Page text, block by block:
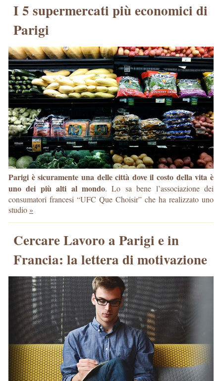
I 5 supermercati più economici di
Parigi
Parigi è sicuramente una delle città dove il costo della vita è
uno dei più alti al mondo. Lo sa bene l’associazione dei
consumatori francesi “UFC Que Choisir” che ha realizzato uno
studio »
Cercare Lavoro a Parigi e in
Francia: la lettera di motivazione